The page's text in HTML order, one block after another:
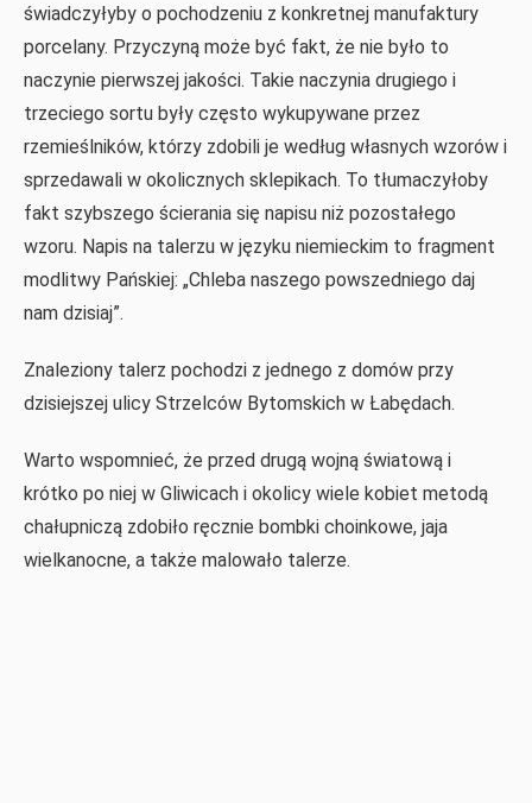
świadczyłyby o pochodzeniu z konkretnej manufaktury
porcelany. Przyczyną może być fakt, że nie było to
naczynie pierwszej jakości. Takie naczynia drugiego i
trzeciego sortu były często wykupywane przez
rzemieślników, którzy zdobili je według własnych wzorów i
sprzedawali w okolicznych sklepikach. To tłumaczyłoby
fakt szybszego ścierania się napisu niż pozostałego
wzoru. Napis na talerzu w języku niemieckim to fragment
modlitwy Pańskiej: „Chleba naszego powszedniego daj
nam dzisiaj”.
Znaleziony talerz pochodzi z jednego z domów przy
dzisiejszej ulicy Strzelców Bytomskich w Łabędach.
Warto wspomnieć, że przed drugą wojną światową i
krótko po niej w Gliwicach i okolicy wiele kobiet metodą
chałupniczą zdobiło ręcznie bombki choinkowe, jaja
wielkanocne, a także malowało talerze.